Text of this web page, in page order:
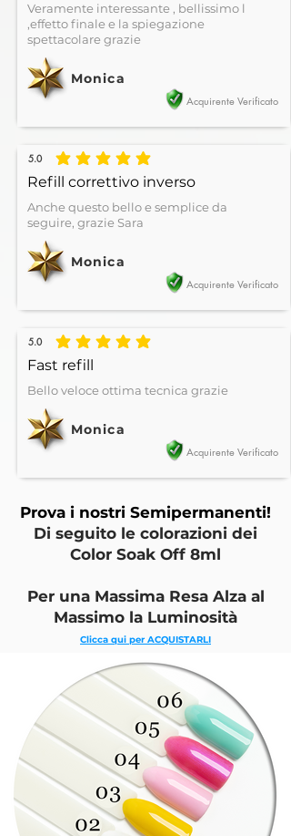
Veramente interessante , bellissimo l
,effetto finale e la spiegazione
spettacolare grazie
Monica
Acquirente Verificato
5.0
la valutazione media è 5 su 5
Refill correttivo inverso
Anche questo bello e semplice da
seguire, grazie Sara
Monica
Acquirente Verificato
5.0
la valutazione media è 5 su 5
Fast refill
Bello veloce ottima tecnica grazie
Monica
Acquirente Verificato
Prova i nostri Semipermanenti!
Di seguito le colorazioni dei
Color Soak Off 8ml
Per una Massima Resa Alza al
Massimo la Luminosità
Clicca qui per ACQUISTARLI